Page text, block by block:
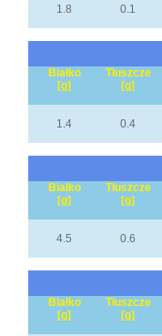
1.8 0.1
Białko
[g]
Tłuszcze
[g]
1.4 0.4
Białko
[g]
Tłuszcze
[g]
4.5 0.6
Białko
[g]
Tłuszcze
[g]